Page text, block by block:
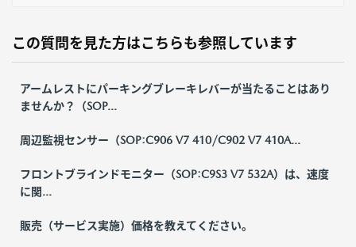
この質問を見た方はこちらも参照しています
アームレストにパーキングブレーキレバーが当たることはあり
ませんか？（SOP...
周辺監視センサー（SOP:C906 V7 410/C902 V7 410A...
フロントブラインドモニター（SOP:C9S3 V7 532A）は、速度
に関...
販売（サービス実施）価格を教えてください。